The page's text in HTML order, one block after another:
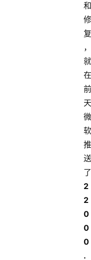
和
修
复
，
就
在
前
天
微
软
推
送
了
2
2
0
0
0
.